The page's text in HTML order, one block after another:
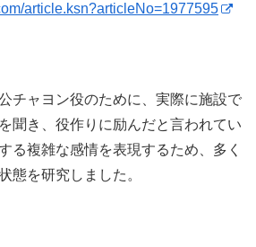
article.ksn?articleNo=1977595
チャヨン役のために、実際に施設で
聞き、役作りに励んだと言われてい
る複雑な感情を表現するため、多く
態を研究しました。